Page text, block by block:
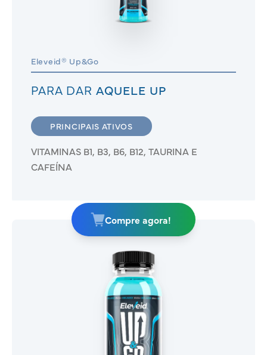
Eleveid® Up&Go
PARA DAR AQUELE UP
PRINCIPAIS ATIVOS
VITAMINAS B1, B3, B6, B12, TAURINA E
CAFEÍNA
Compre agora!